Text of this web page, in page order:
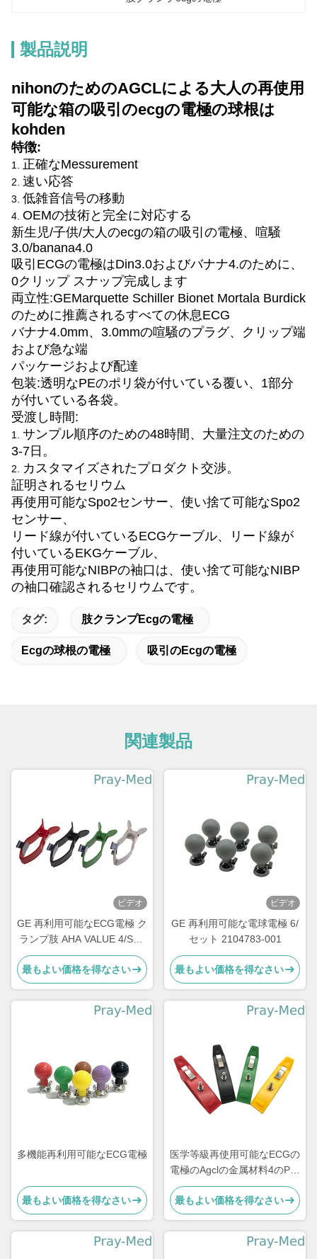
製品説明
nihonのためのAGCLによる大人の再使用
可能な箱の吸引のecgの電極の球根は
kohden
特徴:
1. 正確なMessurement
2. 速い応答
3. 低雑音信号の移動
4. OEMの技術と完全に対応する
新生児/子供/大人のecgの箱の吸引の電極、喧騒
3.0/banana4.0
吸引ECGの電極はDin3.0およびバナナ4.のために、
0クリップ スナップ完成します
両立性:GEMarquette Schiller Bionet Mortala Burdick
のために推薦されるすべての休息ECG
バナナ4.0mm、3.0mmの喧騒のプラグ、クリップ端
および急な端
パッケージおよび配達
包装:透明なPEのポリ袋が付いている覆い、1部分
が付いている各袋。
受渡し時間:
1. サンプル順序のための48時間、大量注文のための
3-7日。
2.
カスタマイズされたプロダクト交渉。
証明されるセリウム
再使用可能なSpo2センサー、使い捨て可能なSpo2
センサー、
リード線が付いているECGケーブル、リード線が
付いているEKGケーブル、
再使用可能なNIBPの袖口は、使い捨て可能なNIBP
の袖口確認されるセリウムです。
タグ: 肢クランプecgの電極
Ecgの球根の電極 吸引のecgの電極
関連製品
ビデオ
GE 再利用可能なECG電極 ク
ランプ肢 AHA VALUE 4/SET
2104784-001
最もよい価格を得なさい
ビデオ
GE 再利用可能な電球電極 6/
セット 2104783-001
最もよい価格を得なさい
多機能再利用可能なECG電極
最もよい価格を得なさい
医学等級再使用可能なECGの
電極のAgclの金属材料4のPC/
セット
最もよい価格を得なさい